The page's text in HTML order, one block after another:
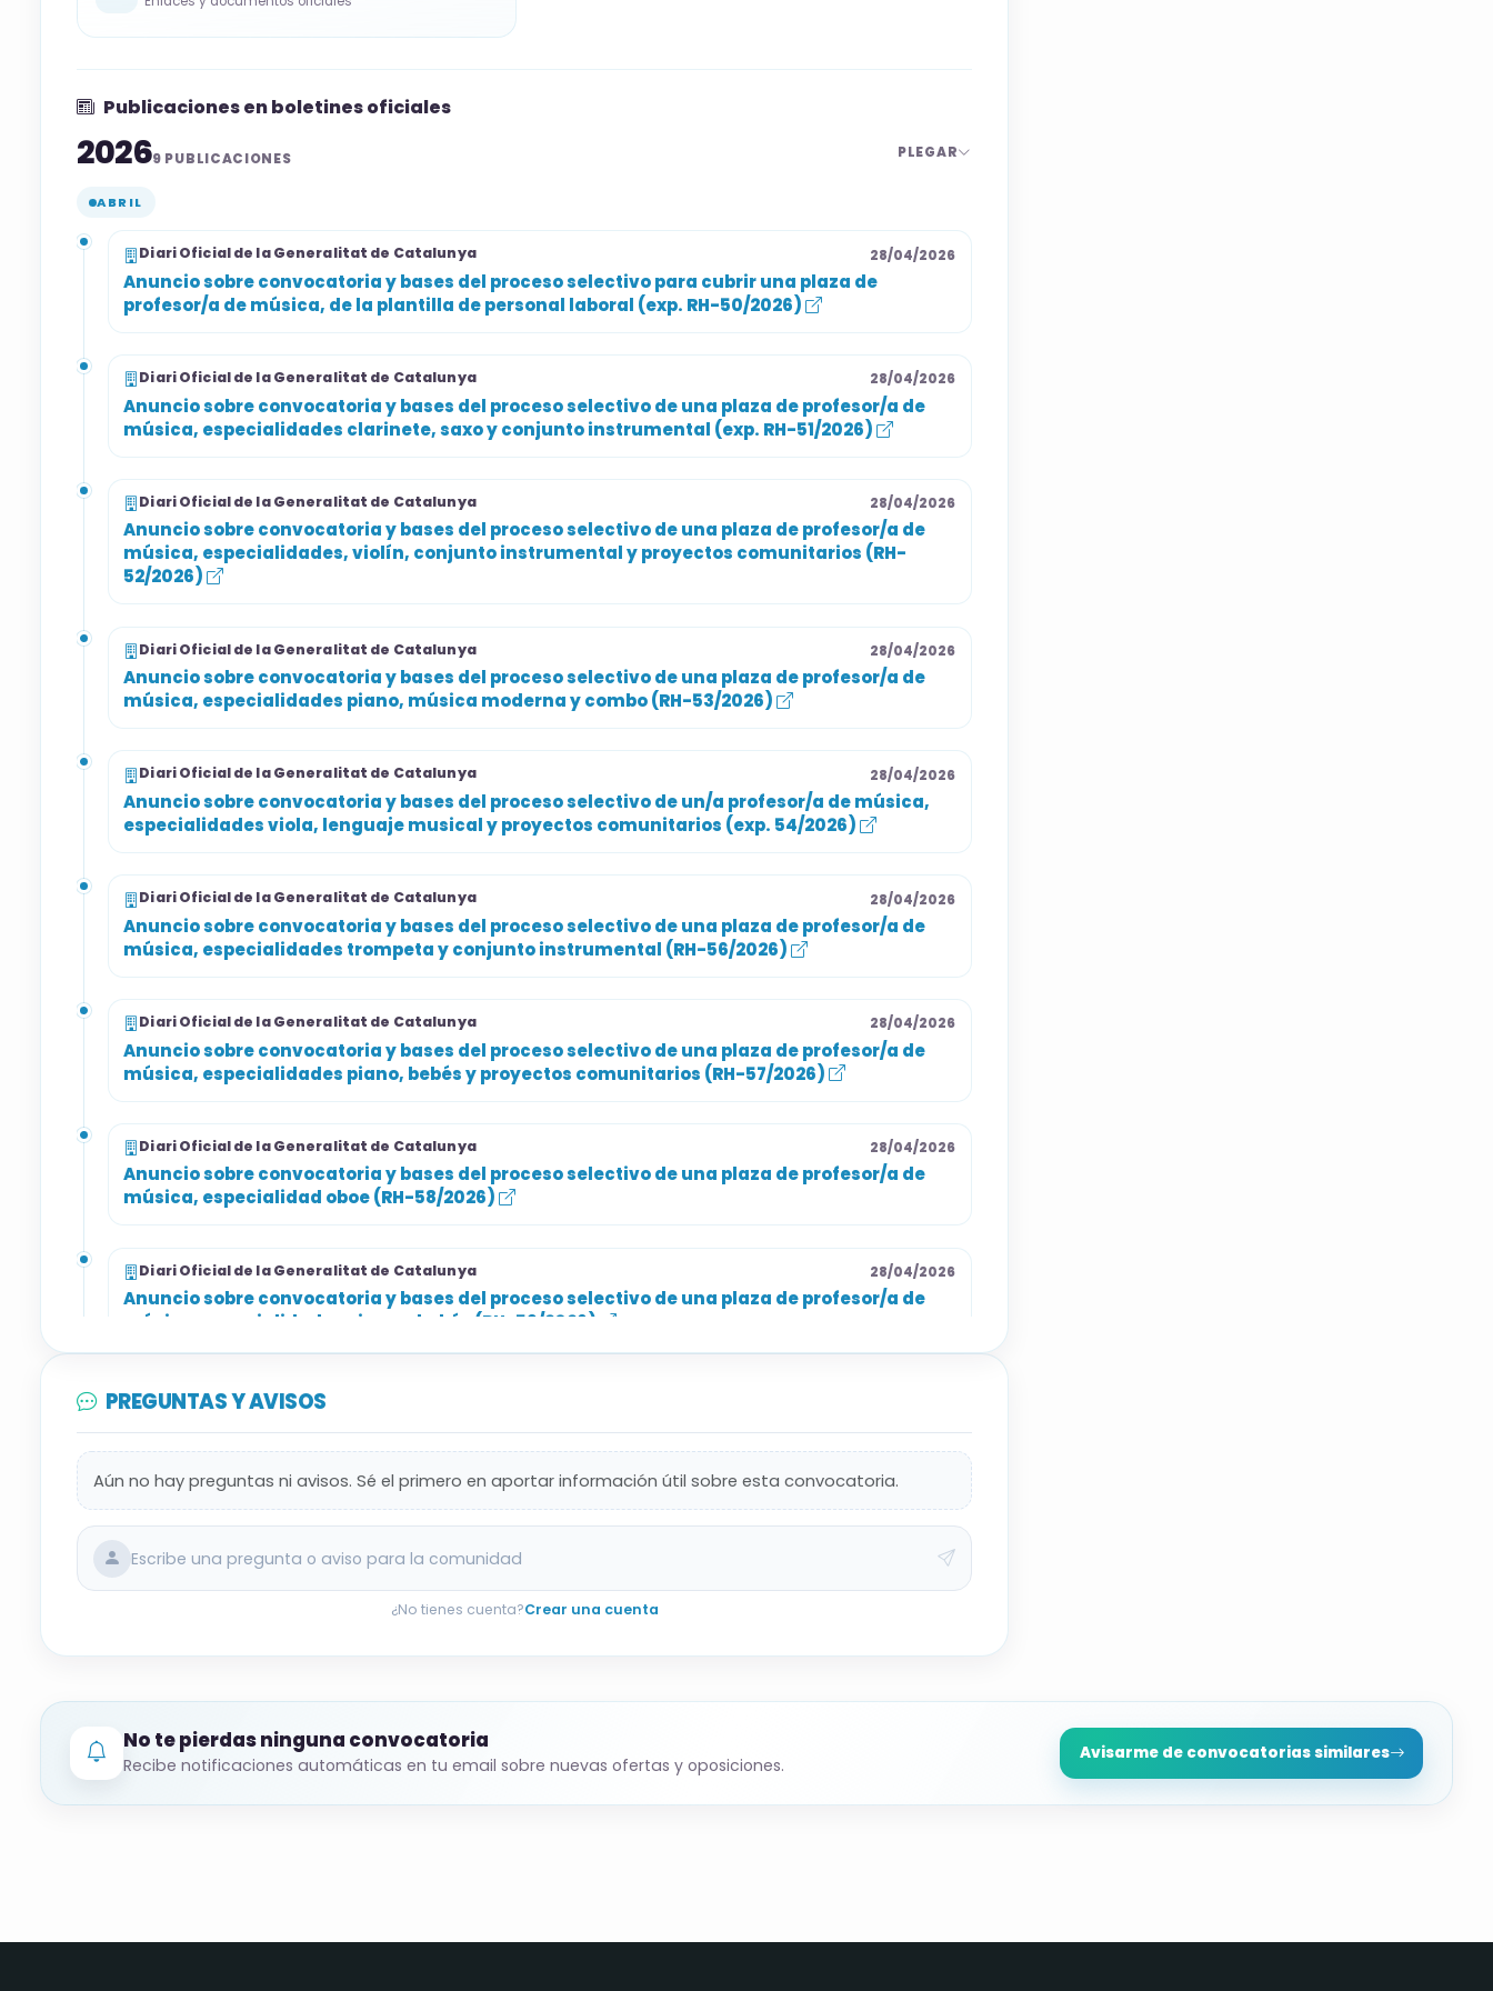
📝
Las solicitudes deben presentarse necesariamente de forma electrónica a través de la
sede electrónica, dentro del catálogo de trámites de Administración General – Recursos
Junto con la solicitud se debe aportar la documentación exigida y el justificante de pago de
la tasa de examen.
Resumen orientativo. Consulta las bases oficiales para informacion completa.
Publicaciones en boletines oficiales
20269 PUBLICACIONES PLEGAR
ABRIL
28/04/2026
Diari Oficial de la Generalitat de Catalunya
Anuncio sobre convocatoria y bases del proceso selectivo para cubrir una plaza de
profesor/a de música, de la plantilla de personal laboral (exp. RH-50/2026)
28/04/2026
Diari Oficial de la Generalitat de Catalunya
Anuncio sobre convocatoria y bases del proceso selectivo de una plaza de profesor/a de
música, especialidades clarinete, saxo y conjunto instrumental (exp. RH-51/2026)
28/04/2026
Diari Oficial de la Generalitat de Catalunya
Anuncio sobre convocatoria y bases del proceso selectivo de una plaza de profesor/a de
música, especialidades, violín, conjunto instrumental y proyectos comunitarios (RH-
52/2026)
28/04/2026
Diari Oficial de la Generalitat de Catalunya
Anuncio sobre convocatoria y bases del proceso selectivo de una plaza de profesor/a de
música, especialidades piano, música moderna y combo (RH-53/2026)
28/04/2026
Diari Oficial de la Generalitat de Catalunya
Anuncio sobre convocatoria y bases del proceso selectivo de un/a profesor/a de música,
especialidades viola, lenguaje musical y proyectos comunitarios (exp. 54/2026)
28/04/2026
Diari Oficial de la Generalitat de Catalunya
Anuncio sobre convocatoria y bases del proceso selectivo de una plaza de profesor/a de
música, especialidades trompeta y conjunto instrumental (RH-56/2026)
28/04/2026
Diari Oficial de la Generalitat de Catalunya
Anuncio sobre convocatoria y bases del proceso selectivo de una plaza de profesor/a de
música, especialidades piano, bebés y proyectos comunitarios (RH-57/2026)
28/04/2026
Diari Oficial de la Generalitat de Catalunya
Anuncio sobre convocatoria y bases del proceso selectivo de una plaza de profesor/a de
música, especialidad oboe (RH-58/2026)
28/04/2026
Diari Oficial de la Generalitat de Catalunya
Anuncio sobre convocatoria y bases del proceso selectivo de una plaza de profesor/a de
música, especialidades piano y bebés (RH-59/2026)
PREGUNTAS Y AVISOS
Aún no hay preguntas ni avisos. Sé el primero en aportar información útil sobre esta convocatoria.
Escribe una pregunta o aviso para la comunidad
¿No tienes cuenta?Crear una cuenta
No te pierdas ninguna convocatoria
Recibe notificaciones automáticas en tu email sobre nuevas ofertas y oposiciones.
Avisarme de convocatorias similares